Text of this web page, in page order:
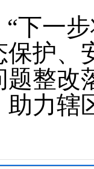
下一
护、
题整改
力辖